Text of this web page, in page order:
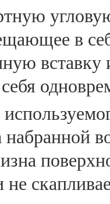
в
набранной